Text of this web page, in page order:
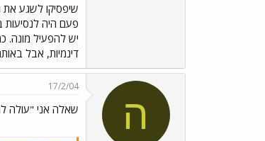
שיפסיקו לשגע את
פעם היה לנסיעות
יש להפעיל מונה.
דינמיות, אבל
ה
17/2/04
שאלה אני "עולה